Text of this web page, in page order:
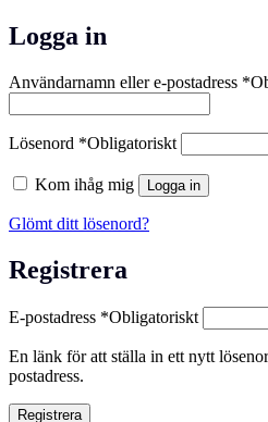
Logga in
Användarnamn eller e-postadress *
Lösenord *Obligatoriskt
Kom ihåg mig Logga in
Glömt ditt lösenord?
Registrera
E-postadress *Obligatoriskt
En länk för att ställa in ett nytt
postadress.
Registrera